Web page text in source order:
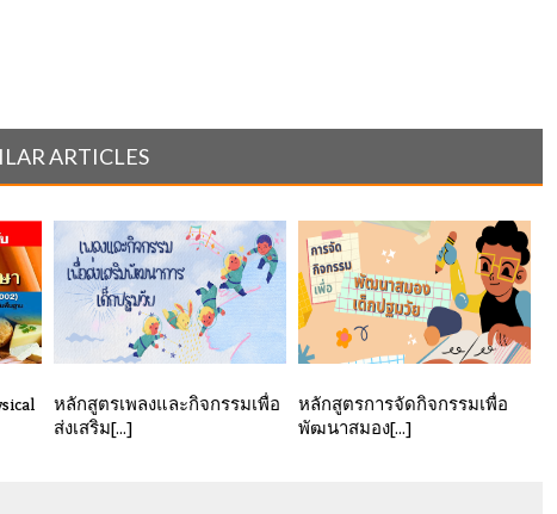
ARTICLES
หลักสูตรเพลงและกิจกรรมเพื่อ
ส่งเสริม[...]
หลักสูตรการจัดกิจกรรมเพื่อ
พัฒนาสมอง[...]